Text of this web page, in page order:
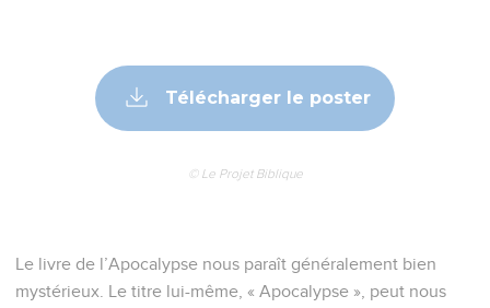
Télécharger le poster
© Le Projet Biblique
Le livre de l’Apocalypse nous paraît généralement bien
mystérieux. Le titre lui-même, « Apocalypse », peut nous